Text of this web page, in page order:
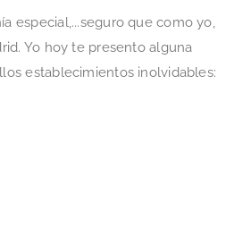
especial,...seguro que como yo,
Yo hoy te presento alguna
establecimientos inolvidables: